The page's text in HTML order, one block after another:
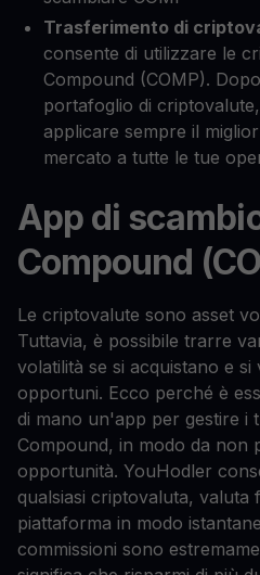
Trasferimento di
consente di utilizzare le
Compound (COMP).
portafoglio di
applicare sempre il
mercato a tutte le tue
App di
Compound
Le criptovalute sono asset
Tuttavia, è possibile trarre
volatilità se si acquistano e
opportuni. Ecco perché è
di mano un'app per gestire i
Compound, in modo da non
opportunità. YouHodler
qualsiasi criptovaluta, valuta
piattaforma in modo
commissioni sono